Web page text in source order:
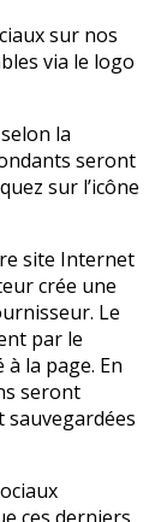
sur nos
via le logo
la
seront
sur l’icône
site Internet
crée une
Le
par le
la page. En
seront